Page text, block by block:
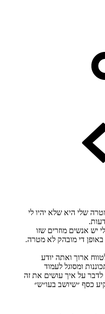
שלי היא שלא יהיו לי
יש אנשים מוזרים שזו
די מובהק לא מטרה.
ארוך ואתה יודע
ומסוגל לעמוד
לדבר על איך עושים את זה
כסף ״שיושב בעו״ש״